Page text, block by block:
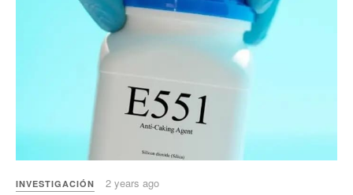
INVESTIGACIÓN 2 years ago